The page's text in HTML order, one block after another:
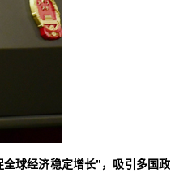
球经济稳定增长”，吸引多国政